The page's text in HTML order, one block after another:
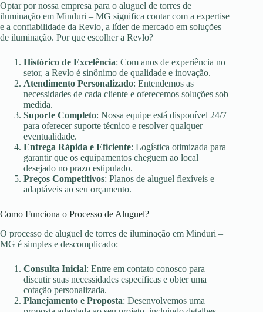
Optar por nossa empresa para o aluguel de torres de
iluminação em Minduri – MG significa contar com a expertise
e a confiabilidade da Revlo, a líder de mercado em soluções
de iluminação. Por que escolher a Revlo?
Histórico de Excelência: Com anos de experiência no
setor, a Revlo é sinônimo de qualidade e inovação.
Atendimento Personalizado: Entendemos as
necessidades de cada cliente e oferecemos soluções sob
medida.
Suporte Completo: Nossa equipe está disponível 24/7
para oferecer suporte técnico e resolver qualquer
eventualidade.
Entrega Rápida e Eficiente: Logística otimizada para
garantir que os equipamentos cheguem ao local
desejado no prazo estipulado.
Preços Competitivos: Planos de aluguel flexíveis e
adaptáveis ao seu orçamento.
Como Funciona o Processo de Aluguel?
O processo de aluguel de torres de iluminação em Minduri –
MG é simples e descomplicado:
Consulta Inicial: Entre em contato conosco para
discutir suas necessidades específicas e obter uma
cotação personalizada.
Planejamento e Proposta: Desenvolvemos uma